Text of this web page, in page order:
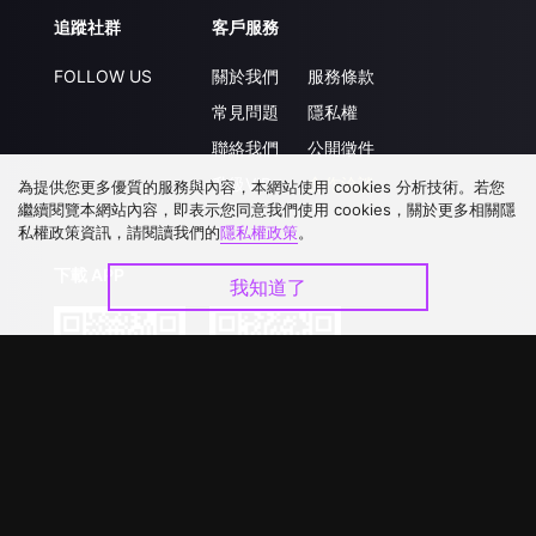
追蹤社群
FOLLOW US
客戶服務
關於我們
常見問題
聯絡我們
升級VIP
服務條款
隱私權
公開徵件
合作洽談
為提供您更多優質的服務與內容，本網站使用 cookies 分析技術。若您
繼續閱覽本網站內容，即表示您同意我們使用 cookies，關於更多相關隱
私權政策資訊，請閱讀我們的隱私權政策。
我知道了